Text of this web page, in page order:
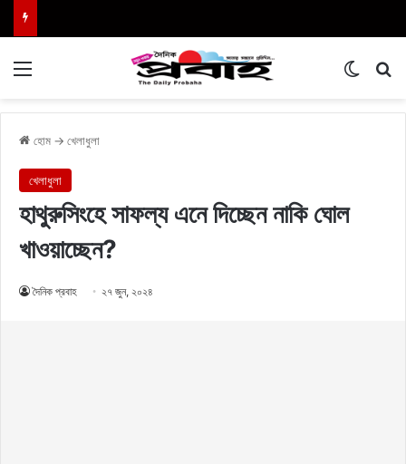
হোম → খেলাধুলা
খেলাধুলা
হাথুরুসিংহে সাফল্য এনে দিচ্ছেন নাকি ঘোল
খাওয়াচ্ছেন?
দৈনিক প্রবাহ ২৭ জুন, ২০২৪